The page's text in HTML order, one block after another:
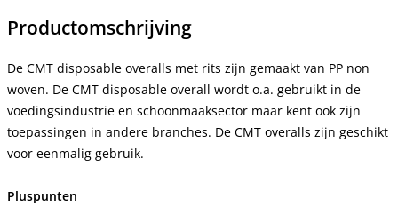
Productomschrijving
De CMT disposable overalls met rits zijn gemaakt van PP non
woven. De CMT disposable overall wordt o.a. gebruikt in de
voedingsindustrie en schoonmaaksector maar kent ook zijn
toepassingen in andere branches. De CMT overalls zijn geschikt
voor eenmalig gebruik.
Pluspunten